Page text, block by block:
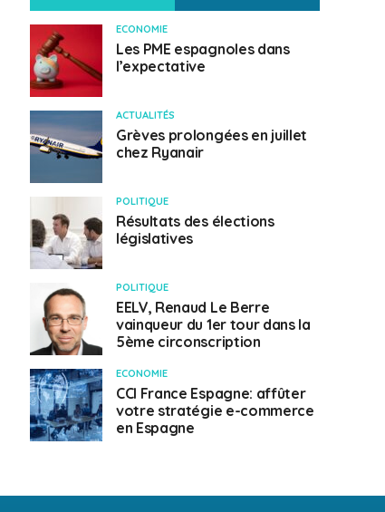
ECONOMIE
Les PME espagnoles dans
l’expectative
ACTUALITÉS
Grèves prolongées en juillet
chez Ryanair
POLITIQUE
Résultats des élections
législatives
POLITIQUE
EELV, Renaud Le Berre
vainqueur du 1er tour dans la
5ème circonscription
ECONOMIE
CCI France Espagne: affûter
votre stratégie e-commerce
en Espagne